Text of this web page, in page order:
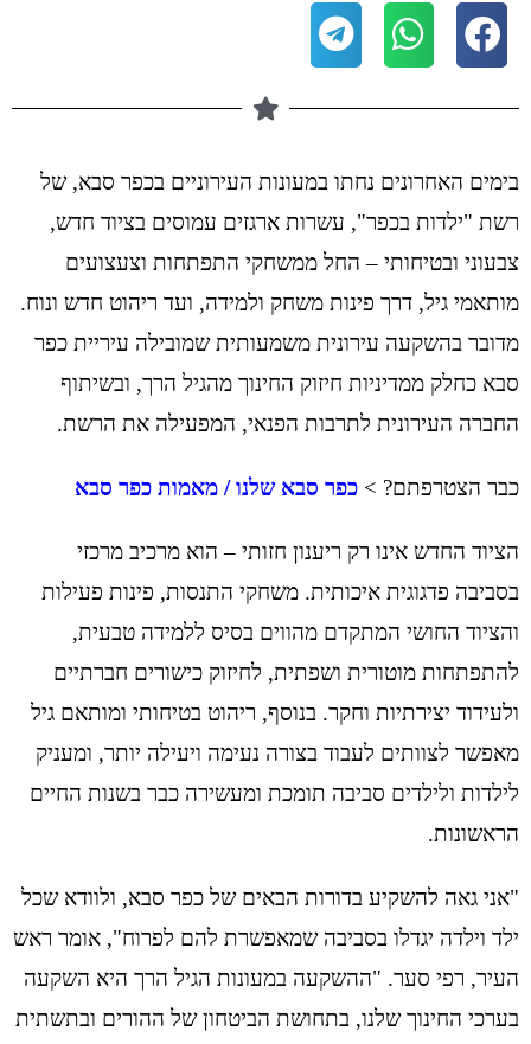
בימים האחרונים נחתו במעונות העירוניים בכפר סבא, של
רשת "ילדות בכפר", עשרות ארגזים עמוסים בציוד חדש,
צבעוני ובטיחותי – החל ממשחקי התפתחות וצעצועים
מותאמי גיל, דרך פינות משחק ולמידה, ועד ריהוט חדש ונוח.
מדובר בהשקעה עירונית משמעותית שמובילה עיריית כפר
סבא כחלק ממדיניות חיזוק החינוך מהגיל הרך, ובשיתוף
החברה העירונית לתרבות הפנאי, המפעילה את הרשת.
כבר הצטרפתם? > כפר סבא שלנו/ מאמות כפר סבא
הציוד החדש אינו רק ריענון חזותי – הוא מרכיב מרכזי
בסביבה פדגוגית איכותית. משחקי התנסות, פינות פעילות
והציוד החושי המתקדם מהווים בסיס ללמידה טבעית,
להתפתחות מוטורית ושפתית, לחיזוק כישורים חברתיים
ולעידוד יצירתיות וחקר. בנוסף, ריהוט בטיחותי ומותאם גיל
מאפשר לצוותים לעבוד בצורה נעימה ויעילה יותר, ומעניק
לילדות ולילדים סביבה תומכת ומעשירה כבר בשנות החיים
הראשונות.
"אני גאה להשקיע בדורות הבאים של כפר סבא, ולוודא שכל
ילד וילדה יגדלו בסביבה שמאפשרת להם לפרוח", אומר ראש
העיר, רפי סער. "ההשקעה במעונות הגיל הרך היא השקעה
בערכי החינוך שלנו, בתחושת הביטחון של ההורים ובתשתית